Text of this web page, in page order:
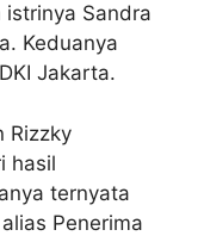
Sandra
Keduanya
Jakarta.
Rizzky
hasil
ternyata
Penerima